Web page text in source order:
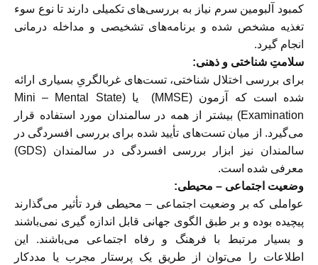
کمبود آلبومین سرم نیاز به بررسی‌های تکمیلی دارند تا نوع سوء
تغذیه مشخص شده و برنامه‌های تشخیصی و مداخله درمانی
انجام گیرد.
سلامتِ شناختی و ذهنی:
برای بررسی اختلال شناختی، تست‌های غربالگریِ بسیاری ارائه
شده است که آزمون (MMSE) یا (Mini – Mental State
Examination) بیشتر از همه در سالمندان مورد استفاده قرار
می‌گیرد. از میان تست‌های تأیید شده برای بررسی افسردگی در
سالمندان نیز ابزار بررسی افسردگی در سالمندان (GDS)
معرفی شده است.
وضعیت اجتماعی – محیطی:
عواملی که بر وضعیت اجتماعی – محیطی فرد تأثیر می‌گذارند
پیچیده بوده و بر طبق الگوی جهانی قابل اندازه گیری نمی‌باشند
و بسیار مرتبط با فرهنگ و رفاه اجتماعی می‌باشند. این
اطلاعات را می‌توان از طریق یک پرستار مجرب یا مددکار